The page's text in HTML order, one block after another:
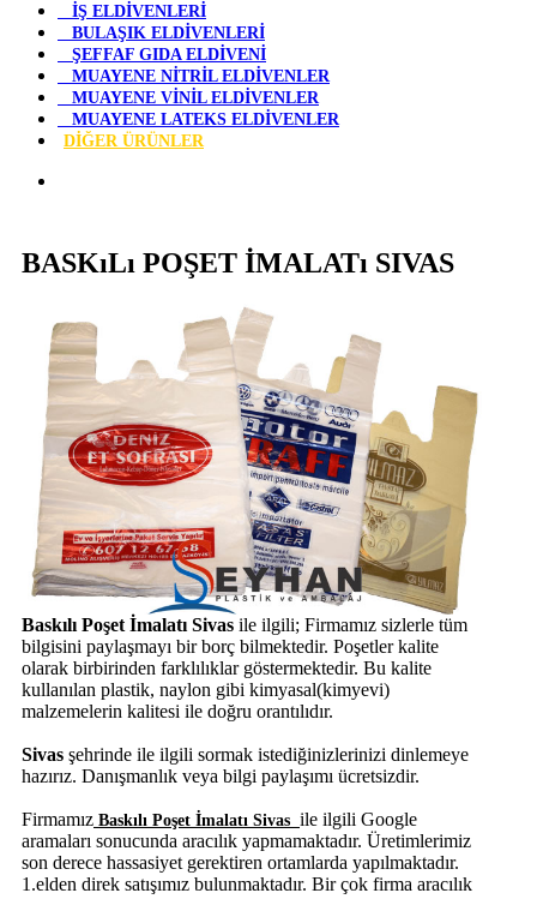
İŞ ELDİVENLERİ
BULAŞIK ELDİVENLERİ
ŞEFFAF GIDA ELDİVENİ
MUAYENE NİTRİL ELDİVENLER
MUAYENE VİNİL ELDİVENLER
MUAYENE LATEKS ELDİVENLER
DİĞER ÜRÜNLER
BASKıLı POŞET İMALATı SIVAS
Baskılı Poşet İmalatı Sivas ile ilgili; Firmamız sizlerle tüm
bilgisini paylaşmayı bir borç bilmektedir. Poşetler kalite
olarak birbirinden farklılıklar göstermektedir. Bu kalite
kullanılan plastik, naylon gibi kimyasal(kimyevi)
malzemelerin kalitesi ile doğru orantılıdır.
Sivas şehrinde ile ilgili sormak istediğinizlerinizi dinlemeye
hazırız. Danışmanlık veya bilgi paylaşımı ücretsizdir.
Firmamız Baskılı Poşet İmalatı Sivas ile ilgili Google
aramaları sonucunda aracılık yapmamaktadır. Üretimlerimiz
son derece hassasiyet gerektiren ortamlarda yapılmaktadır.
1.elden direk satışımız bulunmaktadır. Bir çok firma aracılık